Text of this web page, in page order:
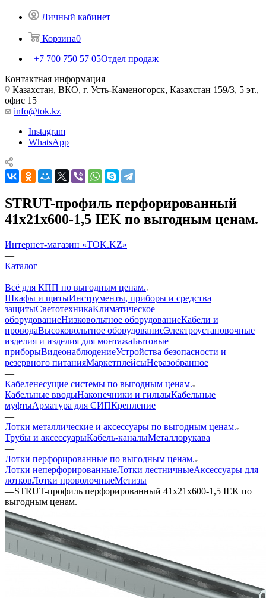
Личный кабинет
Корзина0
+7 700 750 57 05Отдел продаж
Контактная информация
Казахстан, ВКО, г. Усть-Каменогорск, Казахстан 159/3, 5 эт.,
офис 15
info@tok.kz
Instagram
WhatsApp
STRUT-профиль перфорированный
41х21х600-1,5 IEK по выгодным ценам.
Интернет-магазин «TOK.KZ»
—
Каталог
—
Всё для КПП по выгодным ценам.
Шкафы и щитыИнструменты, приборы и средства
защитыСветотехникаКлиматическое
оборудованиеНизковольтное оборудованиеКабели и
проводаВысоковольтное оборудованиеЭлектроустановочные
изделия и изделия для монтажаБытовые
приборыВидеонаблюдениеУстройства безопасности и
резервного питанияМаркетплейсыНеразобранное
—
Кабеленесущие системы по выгодным ценам.
Кабельные вводыНаконечники и гильзыКабельные
муфтыАрматура для СИПКрепление
—
Лотки металлические и аксессуары по выгодным ценам.
Трубы и аксессуарыКабель-каналыМеталлорукава
—
Лотки перфорированные по выгодным ценам.
Лотки неперфорированныеЛотки лестничныеАксессуары для
лотковЛотки проволочныеМетизы
—STRUT-профиль перфорированный 41х21х600-1,5 IEK по
выгодным ценам.